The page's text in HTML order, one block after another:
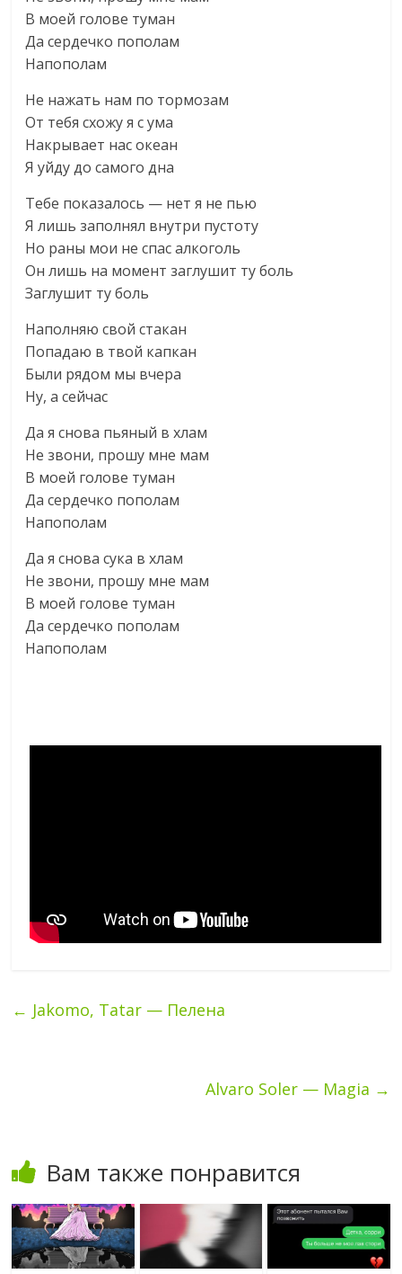
В моей голове туман
Да сердечко пополам
Напополам
Не нажать нам по тормозам
От тебя схожу я с ума
Накрывает нас океан
Я уйду до самого дна
Тебе показалось — нет я не пью
Я лишь заполнял внутри пустоту
Но раны мои не спас алкоголь
Он лишь на момент заглушит ту боль
Заглушит ту боль
Наполняю свой стакан
Попадаю в твой капкан
Были рядом мы вчера
Ну, а сейчас
Да я снова пьяный в хлам
Не звони, прошу мне мам
В моей голове туман
Да сердечко пополам
Напополам
Да я снова сука в хлам
Не звони, прошу мне мам
В моей голове туман
Да сердечко пополам
Напополам
← Jakomo, Tatar — Пелена
Alvaro Soler — Magia →
Вам также понравится